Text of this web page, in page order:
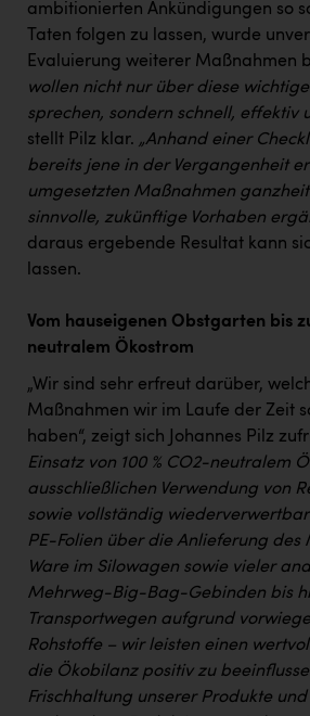
ambitionierten Ankündigungen so
Taten folgen zu lassen, wurde
Evaluierung weiterer Maßnahmen
wollen nicht nur über diese
sprechen, sondern schnell, effektiv
stellt Pilz klar. „Anhand einer
bereits jene in der Vergangenheit
umgesetzten Maßnahmen
sinnvolle, zukünftige Vorhaben
daraus ergebende Resultat kann
lassen.
Vom hauseigenen Obstgarten bis
neutralem Ökostrom
„Wir sind sehr erfreut darüber,
Maßnahmen wir im Laufe der Zeit
haben“, zeigt sich Johannes Pilz
Einsatz von 100 % CO2-neutralem
ausschließlichen Verwendung von
sowie vollständig
PE-Folien über die Anlieferung des
Ware im Silowagen sowie vieler
Mehrweg-Big-Bag-Gebinden bis
Transportwegen aufgrund
Rohstoffe – wir leisten einen
die Ökobilanz positiv zu
Frischhaltung unserer Produkte